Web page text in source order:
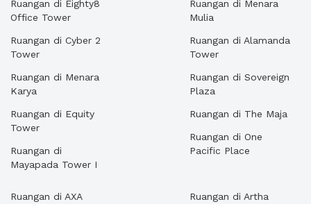
Ruangan di Eighty8
Office Tower
Ruangan di Cyber 2
Tower
Ruangan di Menara
Karya
Ruangan di Equity
Tower
Ruangan di
Mayapada Tower I
Ruangan di Menara
Mulia
Ruangan di Alamanda
Tower
Ruangan di Sovereign
Plaza
Ruangan di The Maja
Ruangan di One
Pacific Place
Ruangan di AXA
Ruangan di Artha